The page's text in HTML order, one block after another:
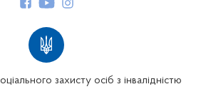
захисту осіб з інвалідністю